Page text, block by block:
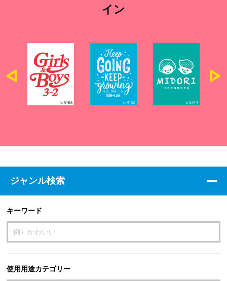
イン
ジャンル検索
キーワード
使用用途カテゴリー